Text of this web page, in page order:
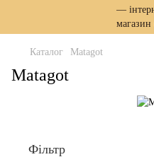
Каталог Matagot
Matagot
Фільтр